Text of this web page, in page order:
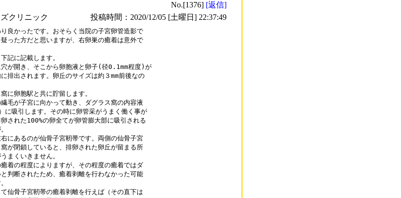
No.[1376] [返信]
クリニック
投稿時間：2020/12/05 [土曜日] 22:37:49
良かったです。おそらく当院の子宮卵管造影で
った方だと思いますが、右卵巣の癒着は意外で
記に記載します。
穴が開き、そこから卵胞液と卵子(径0.1mm程度)が
排出されます。卵丘のサイズは約３mm前後なの
に卵胞駅と共に貯留します。
繊毛が子宮に向かって動き、ダグラス窩の内容液
に吸引します。その時に卵管采がうまく働く事が
された100%の卵全てが卵管膨大部に吸引される
右にあるのが仙骨子宮靭帯です。両側の仙骨子宮
が閉鎖していると、排卵された卵丘が留まる所
まくいきません。
癒着の程度によりますが、その程度の癒着ではダ
判断されたため、癒着剥離を行わなかった可能
て仙骨子宮靭帯の癒着剥離を行えば（その直下は